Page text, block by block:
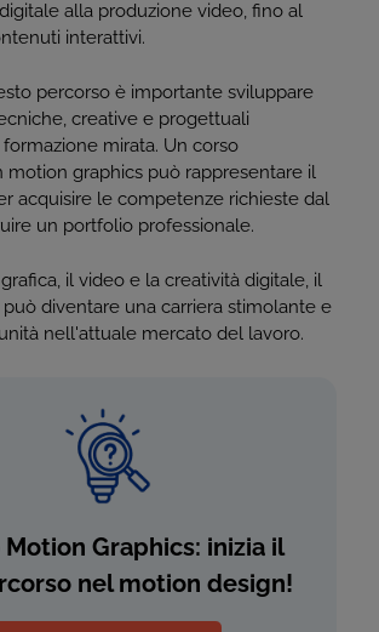
alla produzione video, fino al
interattivi.
percorso è importante sviluppare
creative e progettuali
mirata. Un corso
motion graphics può rappresentare il
acquisire le competenze richieste dal
un portfolio professionale.
il video e la creatività digitale, il
diventare una carriera stimolante e
nell'attuale mercato del lavoro.
Motion Graphics: inizia il
nel motion design!